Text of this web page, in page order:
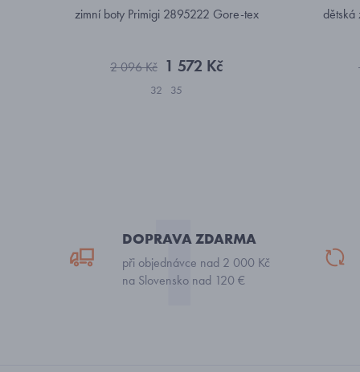
zimní boty Primigi 2895222 Gore-tex
2 096 Kč 1 572 Kč
32 35
dětská
DOPRAVA ZDARMA
při objednávce nad 2 000 Kč
na Slovensko nad 120 €